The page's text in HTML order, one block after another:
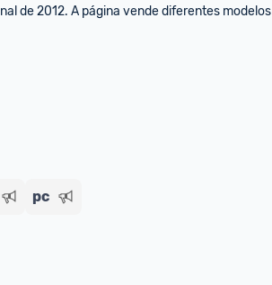
de 2012. A página vende diferentes modelos
pc